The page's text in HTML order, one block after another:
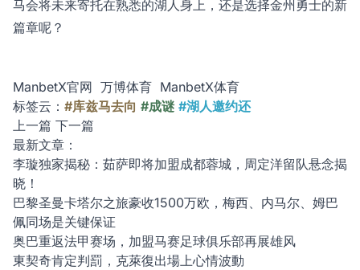
马会将未来寄托在熟悉的湖人身上，还是选择金州勇士的新
篇章呢？
ManbetX官网 万博体育 ManbetX体育
标签云： #库兹马去向 #成谜 #湖人邀约还
上一篇 下一篇
最新文章：
李璇独家揭秘：茹萨即将加盟成都蓉城，周定洋留队悬念揭
晓！
巴黎圣曼卡塔尔之旅豪收1500万欧，梅西、内马尔、姆巴
佩同场是关键保证
奥巴重返法甲赛场，加盟马赛足球俱乐部再展雄风
東契奇肯定判罰，克萊復出場上心情波動